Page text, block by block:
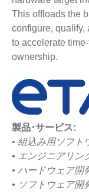
This offloads the
configure, qualify,
to accelerate
ownership.
製品･サービス:
• 組込み用ソフト
• エンジニアリン
• ハードウェア開
• ソフトウェア開